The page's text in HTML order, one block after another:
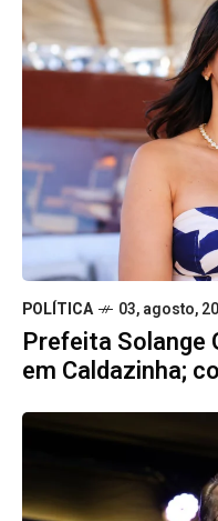
POLÍTICA 03, agosto,
Prefeita Solange
em Caldazinha;